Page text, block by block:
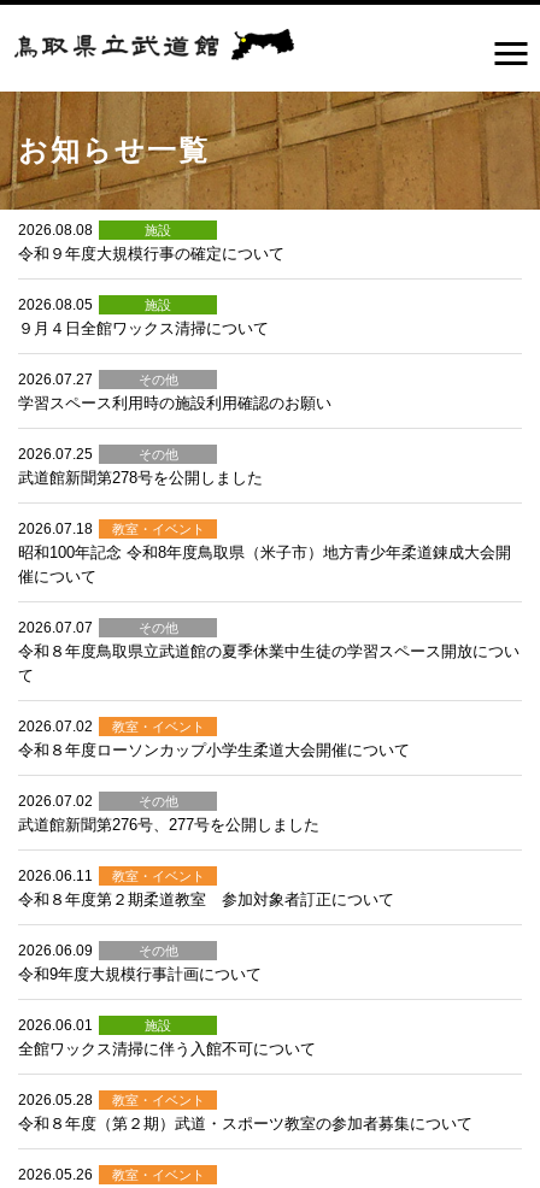
お知らせ一覧
2026.08.08 施設
令和９年度大規模行事の確定について
2026.08.05 施設
９月４日全館ワックス清掃について
2026.07.27 その他
学習スペース利用時の施設利用確認のお願い
2026.07.25 その他
武道館新聞第278号を公開しました
2026.07.18 教室・イベント
昭和100年記念 令和8年度鳥取県（米子市）地方青少年柔道錬成大会開
催について
2026.07.07 その他
令和８年度鳥取県立武道館の夏季休業中生徒の学習スペース開放につい
て
2026.07.02 教室・イベント
令和８年度ローソンカップ小学生柔道大会開催について
2026.07.02 その他
武道館新聞第276号、277号を公開しました
2026.06.11 教室・イベント
令和８年度第２期柔道教室 参加対象者訂正について
2026.06.09 その他
令和9年度大規模行事計画について
2026.06.01 施設
全館ワックス清掃に伴う入館不可について
2026.05.28 教室・イベント
令和８年度（第２期）武道・スポーツ教室の参加者募集について
2026.05.26 教室・イベント